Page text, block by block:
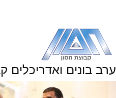
העמוד
ערב בונים ואדריכלים